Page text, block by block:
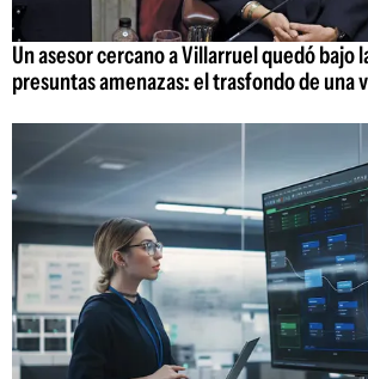
Un asesor cercano a Villarruel quedó bajo
presuntas amenazas: el trasfondo de una